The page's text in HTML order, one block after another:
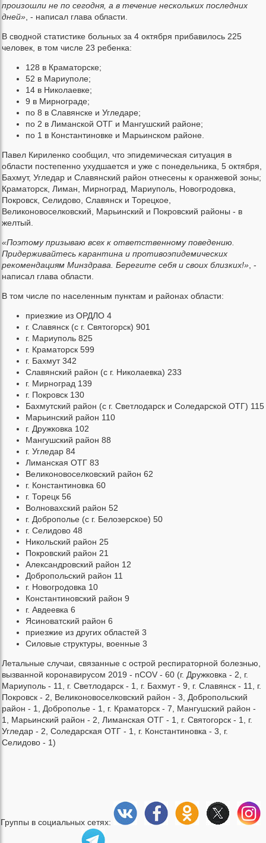
произошли не по сегодня, а в течение нескольких последних
дней», - написал глава области.
В сводной статистике больных за 4 октября прибавилось 225
человек, в том числе 23 ребенка:
128 в Краматорске;
52 в Мариуполе;
14 в Николаевке;
9 в Мирнограде;
по 8 в Славянске и Угледаре;
по 2 в Лиманской ОТГ и Мангушский районе;
по 1 в Константиновке и Марьинском районе.
Павел Кириленко сообщил, что эпидемическая ситуация в
области постепенно ухудшается и уже с понедельника, 5 октября,
Бахмут, Угледар и Славянский район отнесены к оранжевой зоны;
Краматорск, Лиман, Мирноград, Мариуполь, Новогродовка,
Покровск, Селидово, Славянск и Торецкое,
Великоновоселковский, Марьинский и Покровский районы - в
желтый.
«Поэтому призываю всех к ответственному поведению.
Придерживайтесь карантина и противоэпидемических
рекомендациям Минздрава. Берегите себя и своих близких!», -
написал глава области.
В том числе по населенным пунктам и районах области:
приезжие из ОРДЛО 4
г. Славянск (с г. Святогорск) 901
г. Мариуполь 825
г. Краматорск 599
г. Бахмут 342
Славянский район (с г. Николаевка) 233
г. Мирноград 139
г. Покровск 130
Бахмутский район (с г. Светлодарск и Соледарской ОТГ) 115
Марьинский район 110
г. Дружковка 102
Мангушский район 88
г. Угледар 84
Лиманская ОТГ 83
Великоновоселковский район 62
г. Константиновка 60
г. Торецк 56
Волновахский район 52
г. Доброполье (с г. Белозерское) 50
г. Селидово 48
Никольский район 25
Покровский район 21
Александровский район 12
Добропольский район 11
г. Новогродовка 10
Константиновский район 9
г. Авдеевка 6
Ясиноватский район 6
приезжие из других областей 3
Силовые структуры, военные 3
Летальные случаи, связанные с острой респираторной болезнью,
вызванной коронавирусом 2019 - nCOV - 60 (г. Дружковка - 2, г.
Мариуполь - 11, г. Светлодарск - 1, г. Бахмут - 9, г. Славянск - 11, г.
Покровск - 2, Великоновоселковский район - 3, Добропольский
район - 1, Доброполье - 1, г. Краматорск - 7, Мангушский район -
1, Марьинский район - 2, Лиманская ОТГ - 1, г. Святогорск - 1, г.
Угледар - 2, Соледарская ОТГ - 1, г. Константиновка - 3, г.
Селидово - 1)
Группы в социальных сетях: